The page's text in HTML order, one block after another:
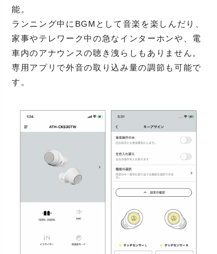
能。
ランニング中にBGMとして音楽を楽しんだり、
家事やテレワーク中の急なインターホンや、電
車内のアナウンスの聴き洩らしもありません。
専用アプリで外音の取り込み量の調節も可能で
す。